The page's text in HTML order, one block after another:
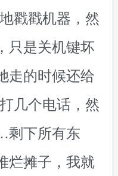
戳戳机器，然
只是关机键坏
走的时候还给
几个电话，然
下所有东
烂摊子，我就